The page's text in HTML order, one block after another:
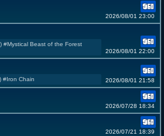
2026/08/01 23:00
#Mystical Beast of the Forest
2026/08/01 22:00
#Iron Chain 2026/08/01 21:58
2026/07/28 18:34
2026/07/21 18:39